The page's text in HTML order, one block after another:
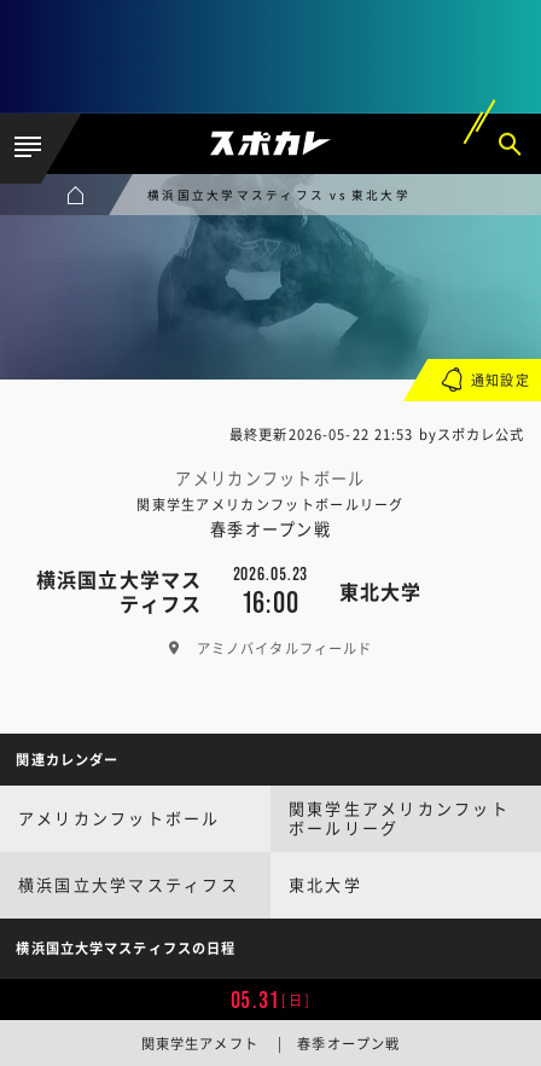
横浜国立大学マスティフス vs 東北大学
最終更新2026-05-22 21:53 byスポカレ公式
アメリカンフットボール
関東学生アメリカンフットボールリーグ
春季オープン戦
横浜国立大学マス
ティフス
2026.05.23
16:00 東北大学
アミノバイタルフィールド
通知設定
関連カレンダー
アメリカンフットボール
関東学生アメリカンフット
ボールリーグ
横浜国立大学マスティフス 東北大学
横浜国立大学マスティフスの日程
05.31 [日]
関東学生アメフト | 春季オープン戦